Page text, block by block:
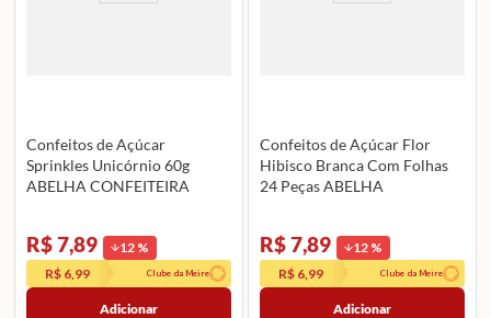
Confeitos de Açúcar
Sprinkles Unicórnio 60g
ABELHA CONFEITEIRA
R$ 7,89 12%
R$ 6,99
Clube da Meire
Adicionar
Confeitos de Açúcar Flor
Hibisco Branca Com Folhas
24 Peças ABELHA
R$ 7,89 12 %
R$ 6,99
Clube da Meire
Adicionar